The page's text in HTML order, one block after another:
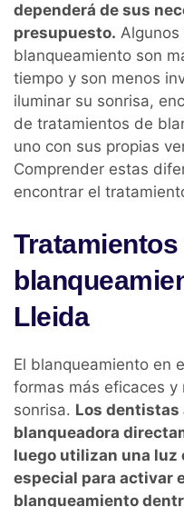
dependerá de sus
presupuesto.
blanqueamiento son
tiempo y son menos
iluminar su sonrisa,
de tratamientos de
uno con sus propias
Comprender estas
encontrar el
Tratamientos
Lleida
El blanqueamiento en
formas más eficaces y
sonrisa. Los dentistas
blanqueadora
luego utilizan una luz
especial para activar
blanqueamiento